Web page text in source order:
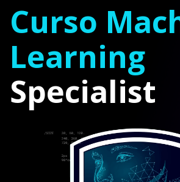
Curso
Learning
Specialist